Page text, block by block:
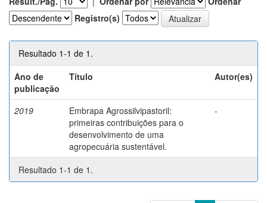
Registro(s)
Resultado 1-1 de 1.
Ano de
publicação
Título Autor(es)
2019
Embrapa Agrossilvipastoril:
primeiras contribuições para o
desenvolvimento de uma
agropecuária sustentável.
-
Resultado 1-1 de 1.